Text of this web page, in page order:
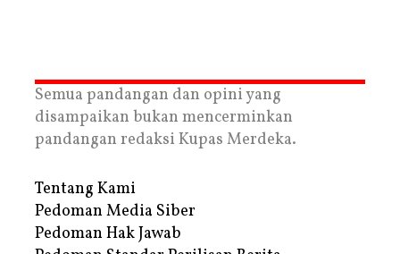
Semua pandangan dan opini yang
disampaikan bukan mencerminkan
pandangan redaksi Kupas Merdeka.
Tentang Kami
Pedoman Media Siber
Pedoman Hak Jawab